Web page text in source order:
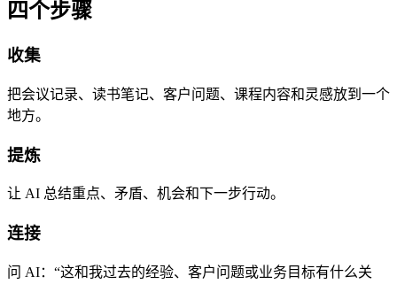
四个步骤
收集
把会议记录、读书笔记、客户问题、课程内容和灵感放到一个
地方。
提炼
让 AI 总结重点、矛盾、机会和下一步行动。
连接
问 AI：“这和我过去的经验、客户问题或业务目标有什么关